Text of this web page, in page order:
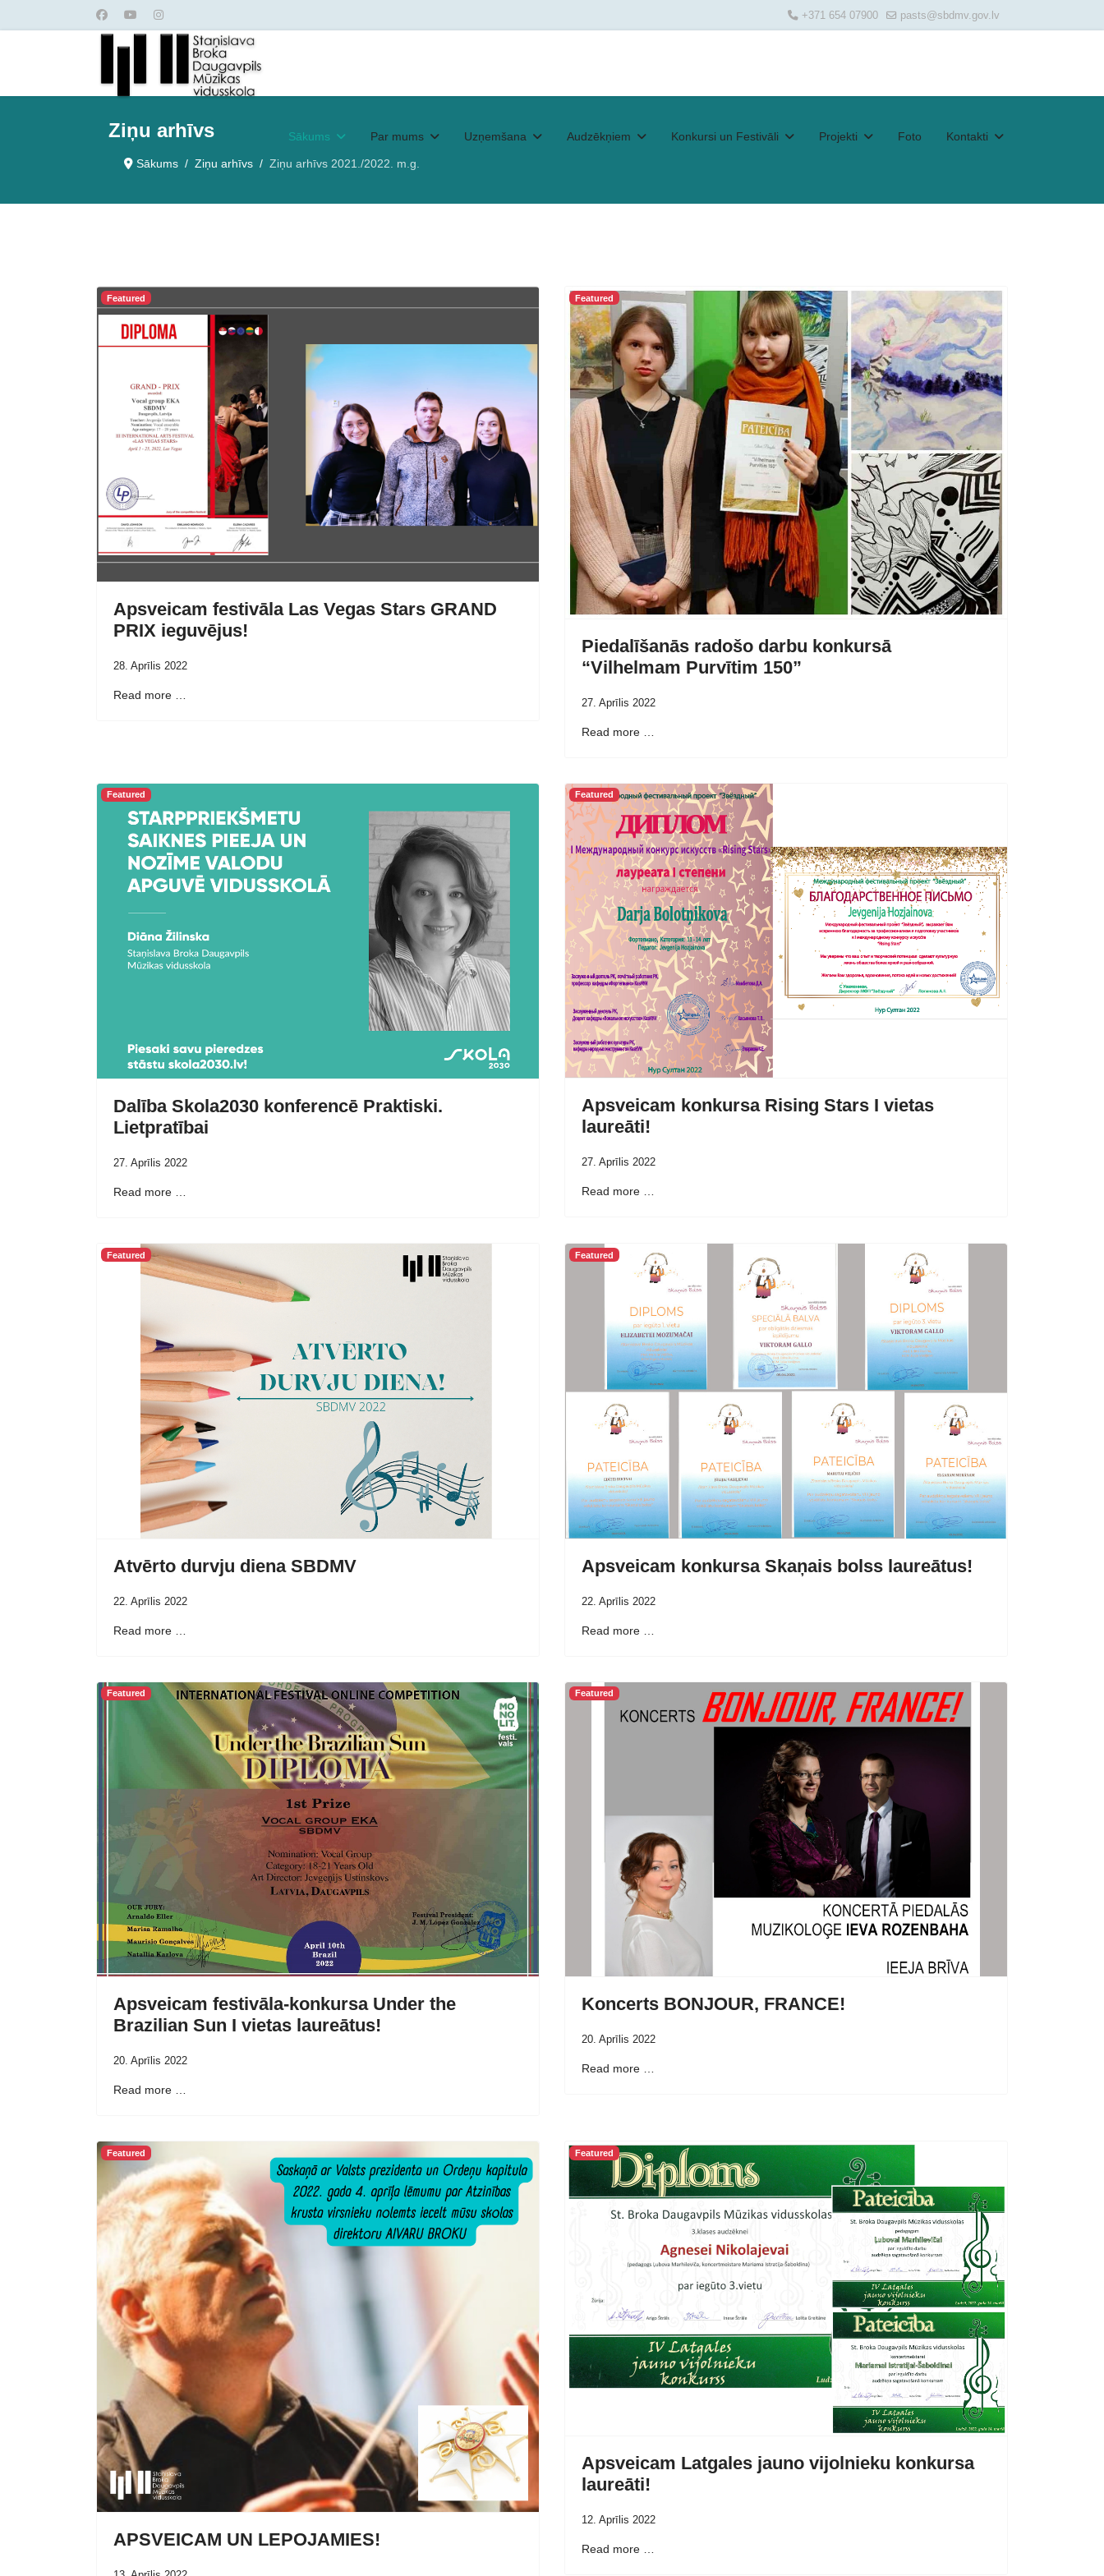
+371 654 07900 pasts@sbdmv.gov.lv
Sākums Par mums Uzņemšana Audzēkņiem Konkursi un Festivāli Projekti Foto Kontakti
Ziņu arhīvs
Sākums Ziņu arhīvs Ziņu arhīvs 2021./2022. m.g.
Featured
Apsveicam festivāla Las Vegas Stars GRAND
PRIX ieguvējus!
28. Aprīlis 2022
Read more …
Featured
Piedalīšanās radošo darbu konkursā
“Vilhelmam Purvītim 150”
27. Aprīlis 2022
Read more …
Featured
Dalība Skola2030 konferencē Praktiski.
Lietpratībai
27. Aprīlis 2022
Read more …
Featured
Apsveicam konkursa Rising Stars I vietas
laureāti!
27. Aprīlis 2022
Read more …
Featured
Atvērto durvju diena SBDMV
22. Aprīlis 2022
Read more …
Featured
Apsveicam konkursa Skaņais bolss laureātus!
22. Aprīlis 2022
Read more …
Featured
Apsveicam festivāla-konkursa Under the
Brazilian Sun I vietas laureātus!
20. Aprīlis 2022
Read more …
Featured
Koncerts BONJOUR, FRANCE!
20. Aprīlis 2022
Read more …
Featured
APSVEICAM UN LEPOJAMIES!
Featured
Apsveicam Latgales jauno vijolnieku konkursa
laureāti!
12. Aprīlis 2022
Read more …